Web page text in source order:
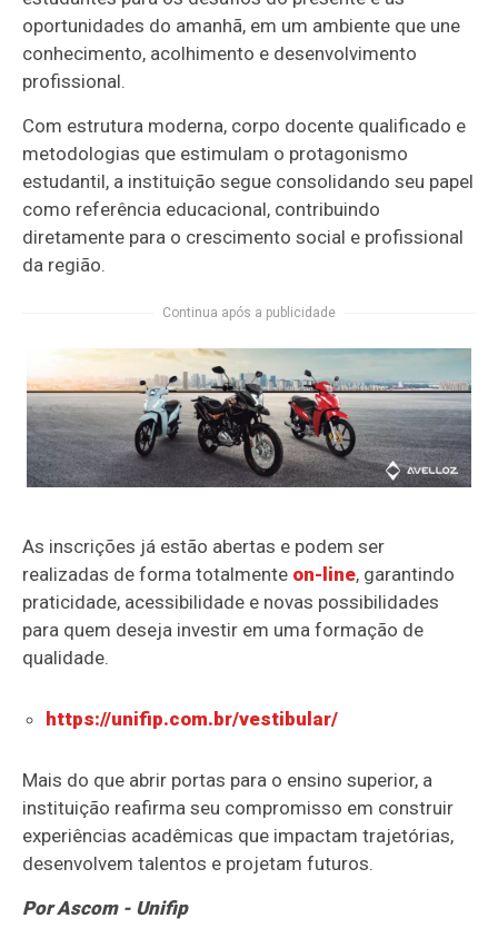
oportunidades do amanhã, em um ambiente que une
conhecimento, acolhimento e desenvolvimento
profissional.
Com estrutura moderna, corpo docente qualificado e
metodologias que estimulam o protagonismo
estudantil, a instituição segue consolidando seu papel
como referência educacional, contribuindo
diretamente para o crescimento social e profissional
da região.
Continua após a publicidade
As inscrições já estão abertas e podem ser
realizadas de forma totalmente on-line, garantindo
praticidade, acessibilidade e novas possibilidades
para quem deseja investir em uma formação de
qualidade.
https://unifip.com.br/vestibular/
Mais do que abrir portas para o ensino superior, a
instituição reafirma seu compromisso em construir
experiências acadêmicas que impactam trajetórias,
desenvolvem talentos e projetam futuros.
Por Ascom - Unifip